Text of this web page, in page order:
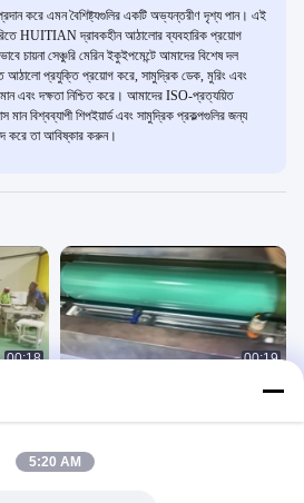
প্রদান করে এমন বৈশিষ্ট্যগুলির একটি অভ্যন্তরীণ দৃশ্য পান। এই
HUITIAN দ্রাবকহীন আঠালোর ব্যবহারিক প্রয়োগ
চায়না সেঞ্চুরি মেরিন ইকুইপমেন্টে আমাদের বিশেষ দল
আঠালো প্রযুক্তি প্রয়োগ করে, সামুদ্রিক ডেক, মুরিং এবং
এবং দক্ষতা নিশ্চিত করে। আমাদের ISO-প্রত্যয়িত
মান বিশ্বব্যাপী শিপইয়ার্ড এবং সামুদ্রিক প্রকল্পগুলির জন্য
করে তা আবিষ্কার করুন।
00:18
২
00:19
HUITIAN দ্রাবক ভিত্তিক আঠালো অ্যাপ্লিকেশন
5:20 AM